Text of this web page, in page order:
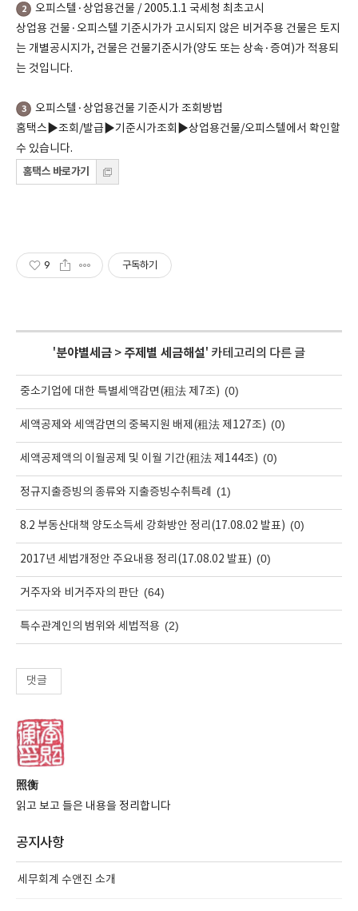
2
오피스텔·상업용건물 / 2005.1.1 국세청 최초고시
상업용 건물·오피스텔 기준시가가 고시되지 않은 비거주용 건물은 토지
는 개별공시지가, 건물은 건물기준시가(양도 또는 상속·증여)가 적용되
는 것입니다.
3
오피스텔·상업용건물 기준시가 조회방법
홈택스▶조회/발급▶기준시가조회▶상업용건물/오피스텔에서 확인할
수 있습니다.
홈택스 바로가기
9 구독하기
'분야별세금 > 주제별 세금해설' 카테고리의 다른 글
중소기업에 대한 특별세액감면(租法 제7조) (0)
세액공제와 세액감면의 중복지원 배제(租法 제127조) (0)
세액공제액의 이월공제 및 이월 기간(租法 제144조) (0)
정규지출증빙의 종류와 지출증빙수취특례 (1)
8.2 부동산대책 양도소득세 강화방안 정리(17.08.02 발표) (0)
2017년 세법개정안 주요내용 정리(17.08.02 발표) (0)
거주자와 비거주자의 판단 (64)
특수관계인의 범위와 세법적용 (2)
댓글
照衡
읽고 보고 들은 내용을 정리합니다
공지사항
세무회계 수앤진 소개